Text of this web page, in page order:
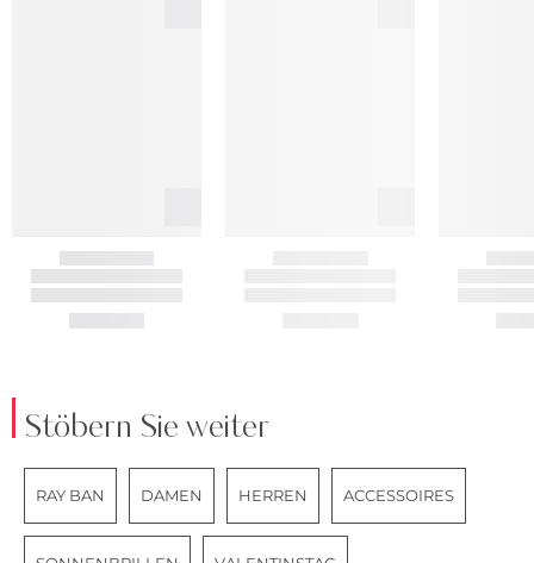
Stöbern Sie weiter
RAY BAN DAMEN HERREN ACCESSOIRES